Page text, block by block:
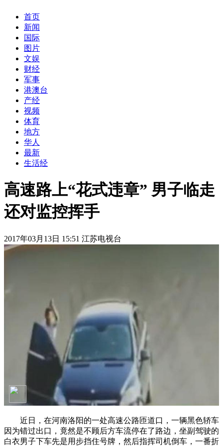
首页
新闻
国际
图片
文娱
财经
军事
港澳台
产经
视频
体育
地方
华人
最新
生活经
高速路上“花式违章” 男子临走
还对监控挥手
2017年03月13日 15:51 江苏电视台
近日，在河南洛阳的一处高速公路匝道口，一辆黑色轿车
因为错过出口，竟然是不顾后方车流停在了路边，坐副驾驶的
白衣男子下车先是用步挡住号牌，然后指挥司机倒车，一番折